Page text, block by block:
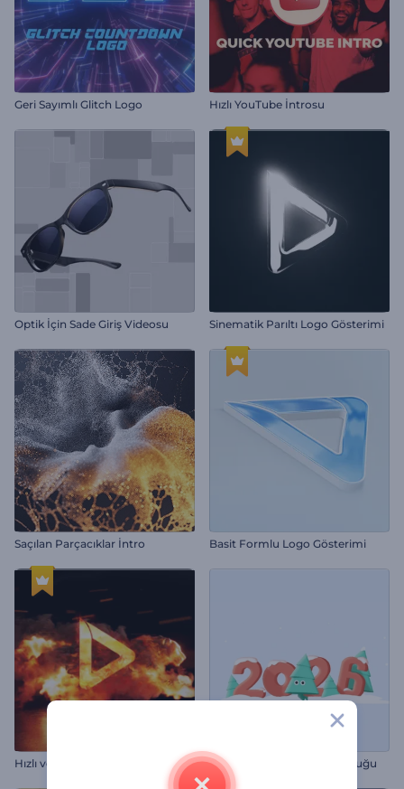
Geri Sayımlı Glitch Logo Hızlı YouTube İntrosu
Optik İçin Sade Giriş Videosu Sinematik Parıltı Logo Gösterimi
Saçılan Parçacıklar İntro Basit Formlu Logo Gösterimi
Hızlı ve Öfkeli Panter İntro Noel Ağacının Neşeli Yolculuğu